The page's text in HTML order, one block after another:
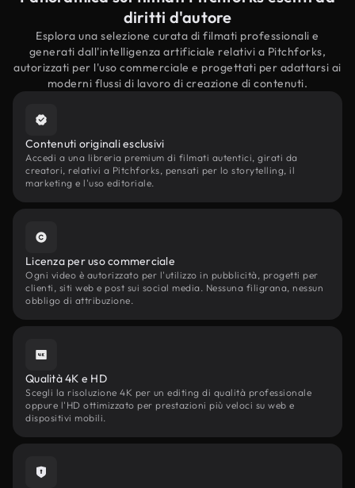
diritti d'autore
Esplora una selezione curata di filmati professionali e
generati dall'intelligenza artificiale relativi a Pitchforks,
autorizzati per l'uso commerciale e progettati per adattarsi ai
moderni flussi di lavoro di creazione di contenuti.
Contenuti originali esclusivi
Accedi a una libreria premium di filmati autentici, girati da
creatori, relativi a Pitchforks, pensati per lo storytelling, il
marketing e l'uso editoriale.
Licenza per uso commerciale
Ogni video è autorizzato per l'utilizzo in pubblicità, progetti per
clienti, siti web e post sui social media. Nessuna filigrana, nessun
obbligo di attribuzione.
Qualità 4K e HD
Scegli la risoluzione 4K per un editing di qualità professionale
oppure l'HD ottimizzato per prestazioni più veloci su web e
dispositivi mobili.